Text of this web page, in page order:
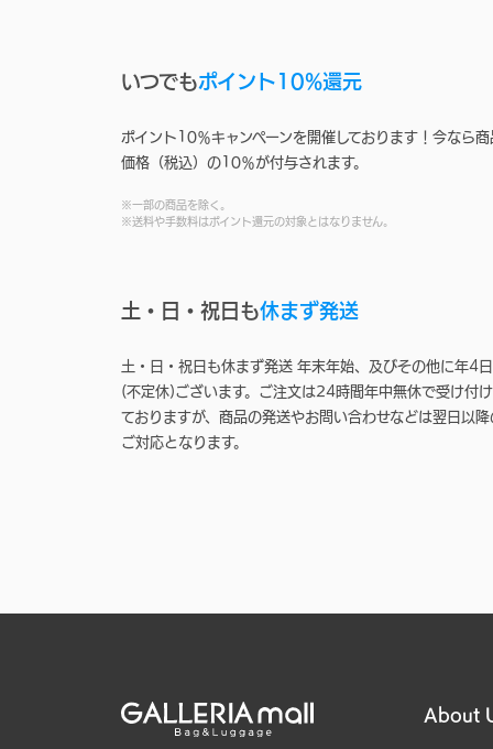
いつでもポイント10%還元
ポイント10％キャンペーンを開催しております！今なら商
価格（税込）の10％が付与されます。
※一部の商品を除く。
※送料や手数料はポイント還元の対象とはなりません。
土・日・祝日も休まず発送
土・日・祝日も休まず発送 年末年始、及びその他に年4日
(不定休)ございます。ご注文は24時間年中無休で受け付け
ておりますが、商品の発送やお問い合わせなどは翌日以降
ご対応となります。
About